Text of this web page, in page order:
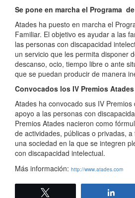
Se pone en marcha el Programa
Atades ha puesto en marcha el
Familiar. El objetivo es ayudar a las
las personas con discapacidad
un servicio que les permita disponer
descanso, ocio, tiempo libre o ante
que se puedan producir de manera
Convocados los IV Premios Atades
Atades ha convocado sus IV
apoyo a las personas con
Premios Atades nacieron como
de actividades, públicas o privadas,
una sociedad en la que se integren
con discapacidad intelectual.
Más información: http://www.atades.com